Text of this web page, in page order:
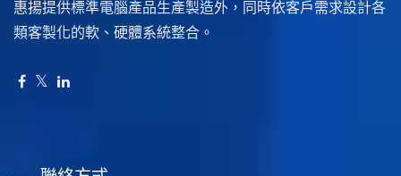
惠揚提供標準電腦產品生產製造外，同時依客戶需求設計各
類客製化的軟、硬體系統整合。